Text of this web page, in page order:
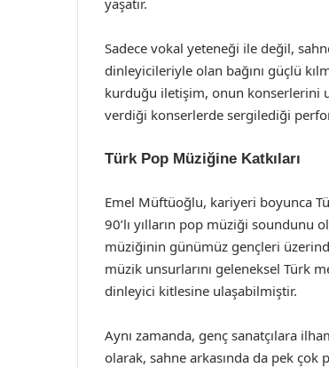
yaşatır.
Sadece vokal yeteneği ile değil,
dinleyicileriyle olan bağını güçlü
kurduğu iletişim, onun konserlerini
verdiği konserlerde sergilediği
Türk Pop Müziğine Katkıları
Emel Müftüoğlu, kariyeri boyunca
90’lı yılların pop müziği soundunu
müziğinin günümüz gençleri
müzik unsurlarını geleneksel Türk
dinleyici kitlesine ulaşabilmiştir.
Aynı zamanda, genç sanatçılara
olarak, sahne arkasında da pek çok